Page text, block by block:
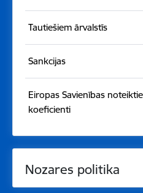
Tautiešiem ārvalstīs
Sankcijas
Eiropas Savienības
koeficienti
Nozares politika